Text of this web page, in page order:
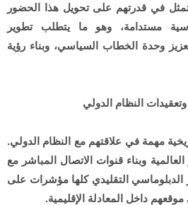
يتمثل في قدرتهم على تحويل هذا الحضور
مستدامة، وهو ما يتطلب تطوير
وحدة الخطاب السياسي، وبناء رؤية
وتعقيدات النظام الدولي
مهمة في علاقتهم مع النظام الدولي.
وبناء قنوات الاتصال المباشر مع
الدبلوماسي التقليدي كلها مؤشرات على
داخل المعادلة الإقليمية.